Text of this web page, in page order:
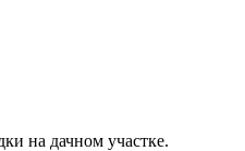
на дачном участке.